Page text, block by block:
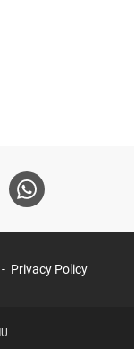
Privacy Policy